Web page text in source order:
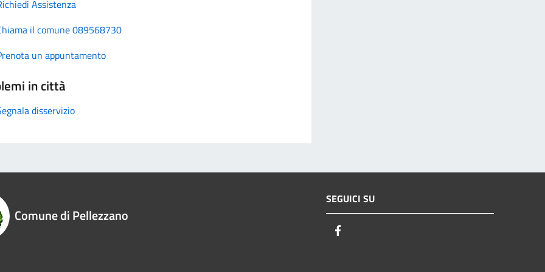
Assistenza
il comune 089568730
un appuntamento
in città
disservizio
Comune di Pellezzano
SEGUICI SU